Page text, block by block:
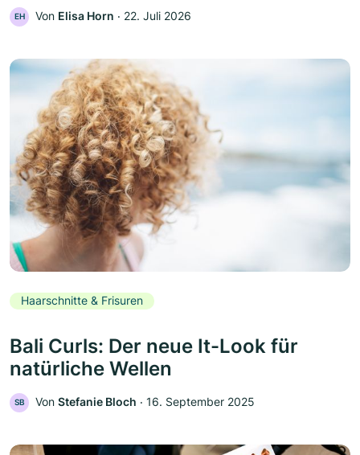
EH Von Elisa Horn ‧ 22. Juli 2026
Haarschnitte & Frisuren
Bali Curls: Der neue It-Look für
natürliche Wellen
SB Von Stefanie Bloch ‧ 16. September 2025